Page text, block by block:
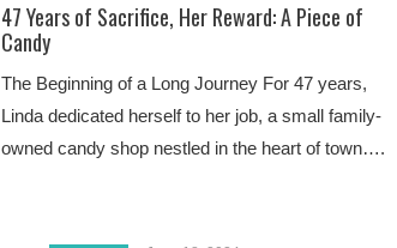
47 Years of Sacrifice, Her Reward: A Piece of
Candy
The Beginning of a Long Journey For 47 years,
Linda dedicated herself to her job, a small family-
owned candy shop nestled in the heart of town….